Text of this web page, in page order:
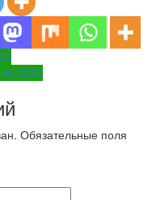
Обязательные поля